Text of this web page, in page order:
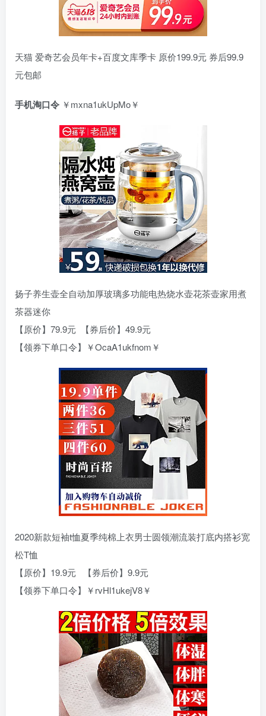
天猫 爱奇艺会员年卡+百度文库季卡 原价199.9元 券后99.9
元包邮
手机淘口令 ￥mxna1ukUpMo￥
扬子养生壶全自动加厚玻璃多功能电热烧水壶花茶壶家用煮
茶器迷你
【原价】79.9元 【券后价】49.9元
【领券下单口令】￥OcaA1ukfnom￥
2020新款短袖t恤夏季纯棉上衣男士圆领潮流装打底内搭衫宽
松T恤
【原价】19.9元 【券后价】9.9元
【领券下单口令】￥rvHl1ukejV8￥